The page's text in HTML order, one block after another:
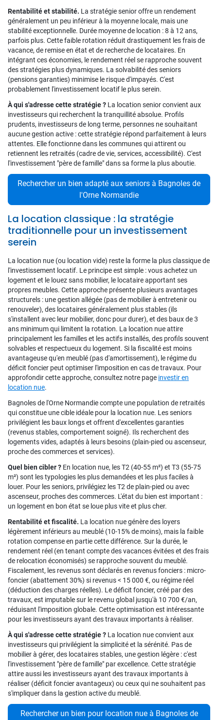
Rentabilité et stabilité. La stratégie senior offre un rendement
généralement un peu inférieur à la moyenne locale, mais une
stabilité exceptionnelle. Durée moyenne de location : 8 à 12 ans,
parfois plus. Cette faible rotation réduit drastiquement les frais de
vacance, de remise en état et de recherche de locataires. En
intégrant ces économies, le rendement réel se rapproche souvent
des stratégies plus dynamiques. La solvabilité des seniors
(pensions garanties) minimise le risque d'impayés. C'est
probablement l'investissement locatif le plus serein.
À qui s'adresse cette stratégie ? La location senior convient aux
investisseurs qui recherchent la tranquillité absolue. Profils
prudents, investisseurs de long terme, personnes ne souhaitant
aucune gestion active : cette stratégie répond parfaitement à leurs
attentes. Elle fonctionne dans les communes qui attirent ou
retiennent les retraités (cadre de vie, services, accessibilité). C'est
l'investissement "père de famille" dans sa forme la plus aboutie.
Rechercher un bien adapté aux seniors à Bagnoles de
l'Orne Normandie
La location classique : la stratégie
traditionnelle pour un investissement
serein
La location nue (ou location vide) reste la forme la plus classique de
l'investissement locatif. Le principe est simple : vous achetez un
logement et le louez sans mobilier, le locataire apportant ses
propres meubles. Cette approche présente plusieurs avantages
structurels : une gestion allégée (pas de mobilier à entretenir ou
renouveler), des locataires généralement plus stables (ils
s'installent avec leur mobilier, donc pour durer), et des baux de 3
ans minimum qui limitent la rotation. La location nue attire
principalement les familles et les actifs installés, des profils souvent
solvables et respectueux du logement. Si la fiscalité est moins
avantageuse qu'en meublé (pas d'amortissement), le régime du
déficit foncier peut optimiser l'imposition en cas de travaux. Pour
approfondir cette approche, consultez notre page investir en
location nue.
Bagnoles de l'Orne Normandie compte une population de retraités
qui constitue une cible idéale pour la location nue. Les seniors
privilégient les baux longs et offrent d'excellentes garanties
(revenus stables, comportement soigné). Ils recherchent des
logements vides, adaptés à leurs besoins (plain-pied ou ascenseur,
proche des commerces et services).
Quel bien cibler ? En location nue, les T2 (40-55 m²) et T3 (55-75
m²) sont les typologies les plus demandées et les plus faciles à
louer. Pour les seniors, privilégiez les T2 de plain-pied ou avec
ascenseur, proches des commerces. L'état du bien est important :
un logement en bon état se loue plus vite et plus cher.
Rentabilité et fiscalité. La location nue génère des loyers
légèrement inférieurs au meublé (10-15% de moins), mais la faible
rotation compense en partie cette différence. Sur la durée, le
rendement réel (en tenant compte des vacances évitées et des frais
de relocation économisés) se rapproche souvent du meublé.
Fiscalement, les revenus sont déclarés en revenus fonciers : micro-
foncier (abattement 30%) si revenus < 15 000 €, ou régime réel
(déduction des charges réelles). Le déficit foncier, créé par des
travaux, est imputable sur le revenu global jusqu'à 10 700 €/an,
réduisant l'imposition globale. Cette optimisation est intéressante
pour les investisseurs ayant des travaux importants à réaliser.
À qui s'adresse cette stratégie ? La location nue convient aux
investisseurs qui privilégient la simplicité et la sérénité. Pas de
mobilier à gérer, des locataires stables, une gestion légère : c'est
l'investissement "père de famille" par excellence. Cette stratégie
attire aussi les investisseurs ayant des travaux importants à
réaliser (déficit foncier avantageux) ou ceux qui ne souhaitent pas
s'impliquer dans la gestion active du meublé.
Rechercher un bien pour location nue à Bagnoles de